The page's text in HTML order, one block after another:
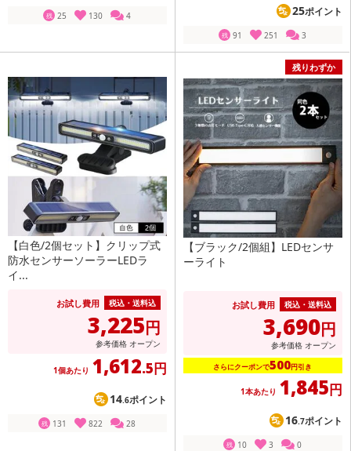
残 25 130 4 25ポイント
残 91 251 3
【白色/2個セット】クリップ式
防水センサーソーラーLEDラ
イ...
お試し費用 税込・送料込
3,225円
参考価格 オープン
1個あたり 1,612.5円
14.6ポイント
残 131 822 28
残りわずか
【ブラック/2個組】LEDセンサ
ーライト
お試し費用 税込・送料込
3,690円
参考価格 オープン
さらにクーポンで500円引き
1本あたり 1,845円
16.7ポイント
残 10 3 0